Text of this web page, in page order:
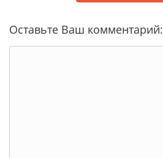
Оставьте Ваш комментарий: